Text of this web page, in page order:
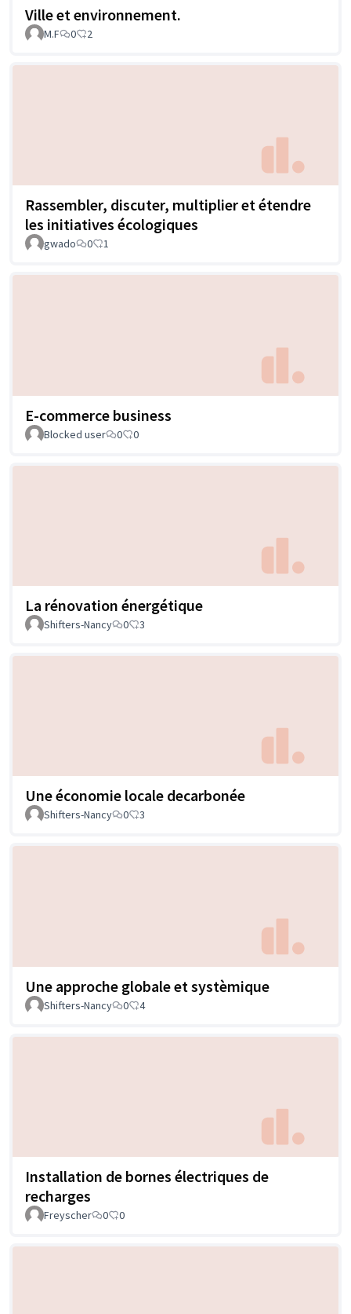
Ville et environnement.
M.F 0 2
Rassembler, discuter, multiplier et étendre
les initiatives écologiques
gwado 0 1
E-commerce business
Blocked user 0 0
La rénovation énergétique
Shifters-Nancy 0 3
Une économie locale decarbonée
Shifters-Nancy 0 3
Une approche globale et systèmique
Shifters-Nancy 0 4
Installation de bornes électriques de
recharges
Freyscher 0 0